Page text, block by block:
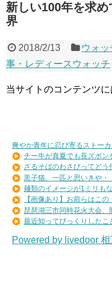
新しい100年を求
界
2018/2/13 ウォ
事・レディースウォッチ
当サイトのコンテンツに
爽やか青年に忍び寄るストー
チー牛が真夏でも長ズボン
ざるそばのわさびってどう
黒子猫、一匹と思いきや・
麺類のイメージが1ミリも
【画像あり】お前らはこ
琵琶湖三市同時花火大会
最近知ってびっくりしたこ
Powered by livedoor